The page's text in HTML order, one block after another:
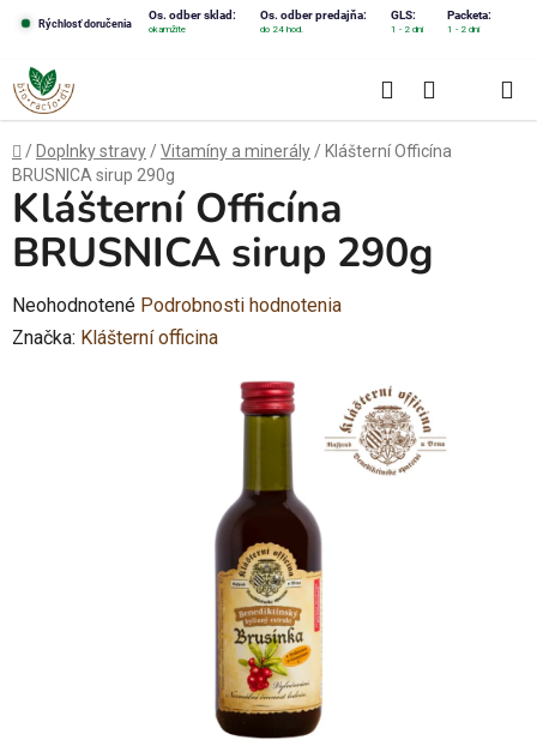
obsah
Rýchlosť doručenia
Os. odber sklad: Os. odber predajňa: GLS: Packeta:
okamžite do 24 hod. 1 - 2 dni 1 - 2 dni
Hľadať
KOŠÍK
Domov
/ Doplnky stravy /Vitamíny a minerály / Klášterní Officína
BRUSNICA sirup 290g
Klášterní Officína
BRUSNICA sirup 290g
Priemerné
hodnotenie
Neohodnotené Podrobnosti hodnotenia
Značka: Klášterní officina